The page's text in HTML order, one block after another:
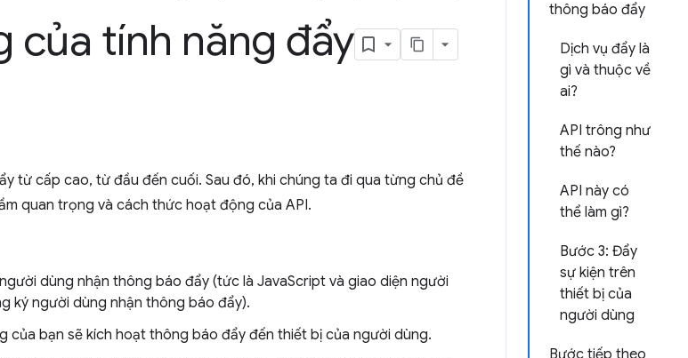
thông báo đẩy
Dịch vụ đẩy là
gì và thuộc về
ai?
API trông như
thế nào?
API này có
thể làm gì?
Bước 3: Đẩy
sự kiện trên
thiết bị của
người dùng
Bước tiếp theo
của tính năng đẩy
từ cấp cao, từ đầu đến cuối. Sau đó, khi chúng ta đi qua từng chủ đề
quan trọng và cách thức hoạt động của API.
dùng nhận thông báo đẩy (tức là JavaScript và giao diện người
ký người dùng nhận thông báo đẩy).
của bạn sẽ kích hoạt thông báo đẩy đến thiết bị của người dùng.